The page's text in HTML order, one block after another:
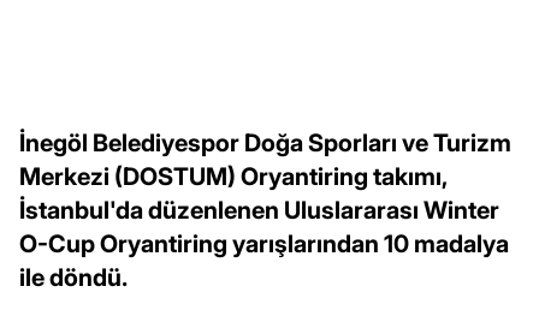
İnegöl Belediyespor Doğa Sporları ve Turizm
Merkezi (DOSTUM) Oryantiring takımı,
İstanbul'da düzenlenen Uluslararası Winter
O-Cup Oryantiring yarışlarından 10 madalya
ile döndü.